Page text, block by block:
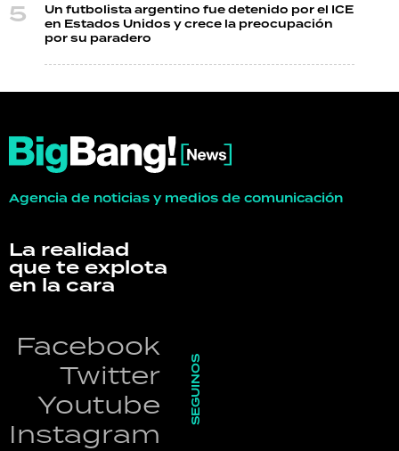
Un futbolista argentino fue detenido por el ICE
en Estados Unidos y crece la preocupación
por su paradero
Agencia de noticias y medios de comunicación
La realidad
que te explota
en la cara
Facebook
Twitter
Youtube
Instagram
SEGUINOS